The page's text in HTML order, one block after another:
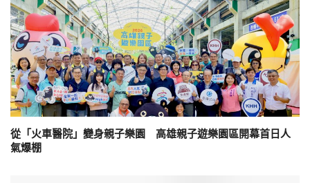
從「火車醫院」變身親子樂園 高雄親子遊樂園區開幕首日人
氣爆棚